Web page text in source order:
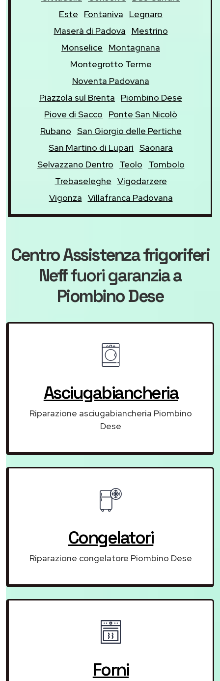
Este
Fontaniva
Legnaro
Maserà di Padova
Mestrino
Monselice
Montagnana
Montegrotto Terme
Noventa Padovana
Piazzola sul Brenta
Piombino Dese
Piove di Sacco
Ponte San Nicolò
Rubano San Giorgio delle Pertiche
San Martino di Lupari Saonara
Selvazzano Dentro
Teolo
Tombolo
Trebaseleghe Vigodarzere
Vigonza Villafranca Padovana
Centro Assistenza frigoriferi
Nefffuori garanziaa
Piombino Dese
Asciugabiancheria
Riparazione asciugabiancheria Piombino
Dese
Congelatori
Riparazione congelatore Piombino Dese
Forni